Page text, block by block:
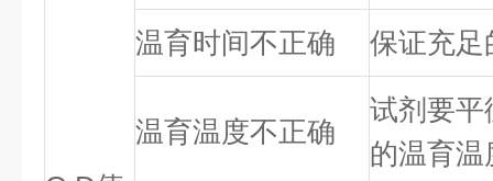
温育时间不正确 保证充足
温育温度不正确
试剂要平
的温育温